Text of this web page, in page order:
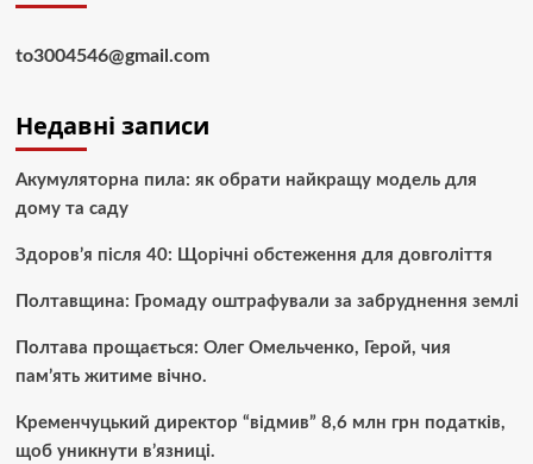
to3004546@gmail.com
Недавні записи
Акумуляторна пила: як обрати найкращу модель для
дому та саду
Здоров’я після 40: Щорічні обстеження для довголіття
Полтавщина: Громаду оштрафували за забруднення землі
Полтава прощається: Олег Омельченко, Герой, чия
пам’ять житиме вічно.
Кременчуцький директор “відмив” 8,6 млн грн податків,
щоб уникнути в’язниці.